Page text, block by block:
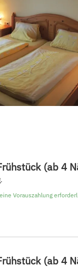
(ab 4
Vorauszahlung
(ab 4